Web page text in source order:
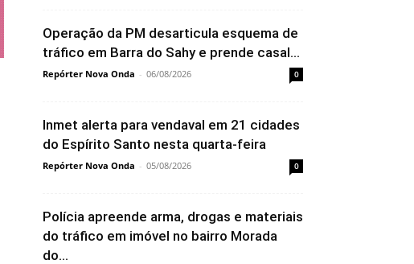
Operação da PM desarticula esquema de
tráfico em Barra do Sahy e prende casal...
Repórter Nova Onda - 06/08/2026 0
Inmet alerta para vendaval em 21 cidades
do Espírito Santo nesta quarta-feira
Repórter Nova Onda - 05/08/2026 0
Polícia apreende arma, drogas e materiais
do tráfico em imóvel no bairro Morada
do...